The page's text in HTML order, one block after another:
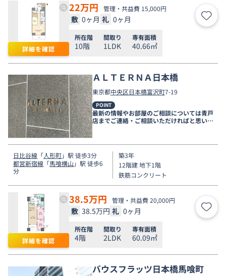
詳細を確認
22万円 管理・共益費 15,000円
敷 0ヶ月 礼 0ヶ月 お気
所在階
10階
間取り
1LDK
専有面積
40.66㎡
ＡＬＴＥＲＮＡ日本橋
東京都中央区日本橋富沢町7-19
POINT
最新の情報やお部屋のご相談については青戸
店までご連絡・ご相談いただければと思いま
す。
日比谷線 「人形町」駅 徒歩3分
都営新宿線 「馬喰横山 」駅 徒歩6
分
築3年
12階建 地下1階
鉄筋コンクリート
詳細を確認
38.5万円 管理・共益費 20,000円
敷 38.5万円 礼 0ヶ月 お気
所在階
4階
間取り
2LDK
専有面積
60.09㎡
バウスフラッツ日本橋馬喰町